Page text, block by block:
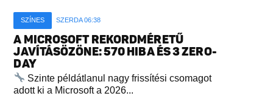
SZÍNES SZERDA 06:38
A MICROSOFT REKORDMÉRETŰ
JAVÍTÁSÖZÖNE: 570 HIBA ÉS 3 ZERO-
DAY
Szinte példátlanul nagy frissítési csomagot
adott ki a Microsoft a 2026...